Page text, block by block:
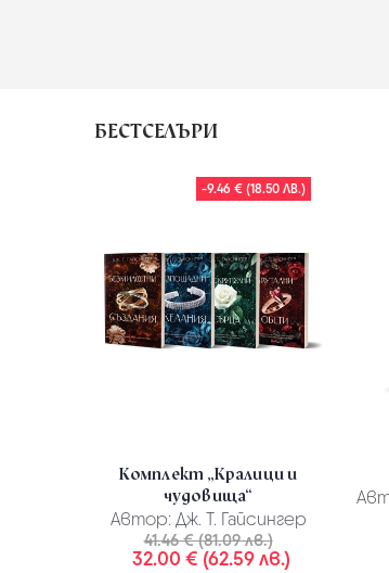
БЕСТСЕЛЪРИ
-9.46 € (18.50 ЛВ.)
Комплект „Кралици и
чудовища“
Автор: Дж. Т. Гайсингер
41.46 € (81.09 лв.)
32.00 € (62.59 лв.)